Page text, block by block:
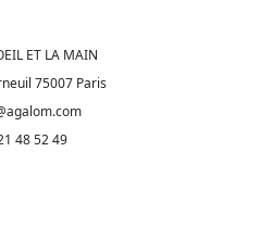
ET LA MAIN
75007 Paris
48 52 49